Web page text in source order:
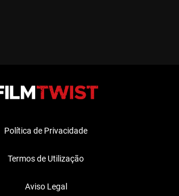
Política de Privacidade
Termos de Utilização
Aviso Legal